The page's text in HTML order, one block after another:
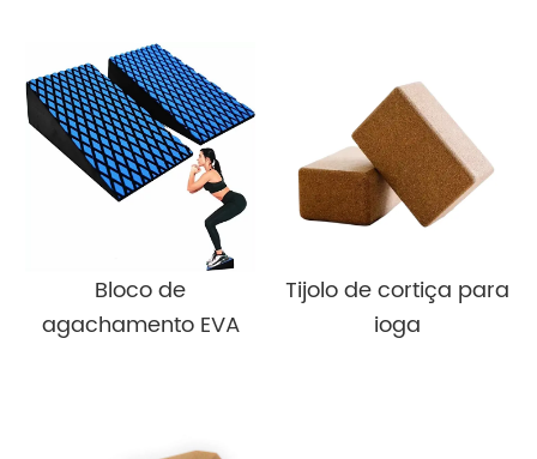
Bloco de
agachamento EVA
Tijolo de cortiça para
ioga